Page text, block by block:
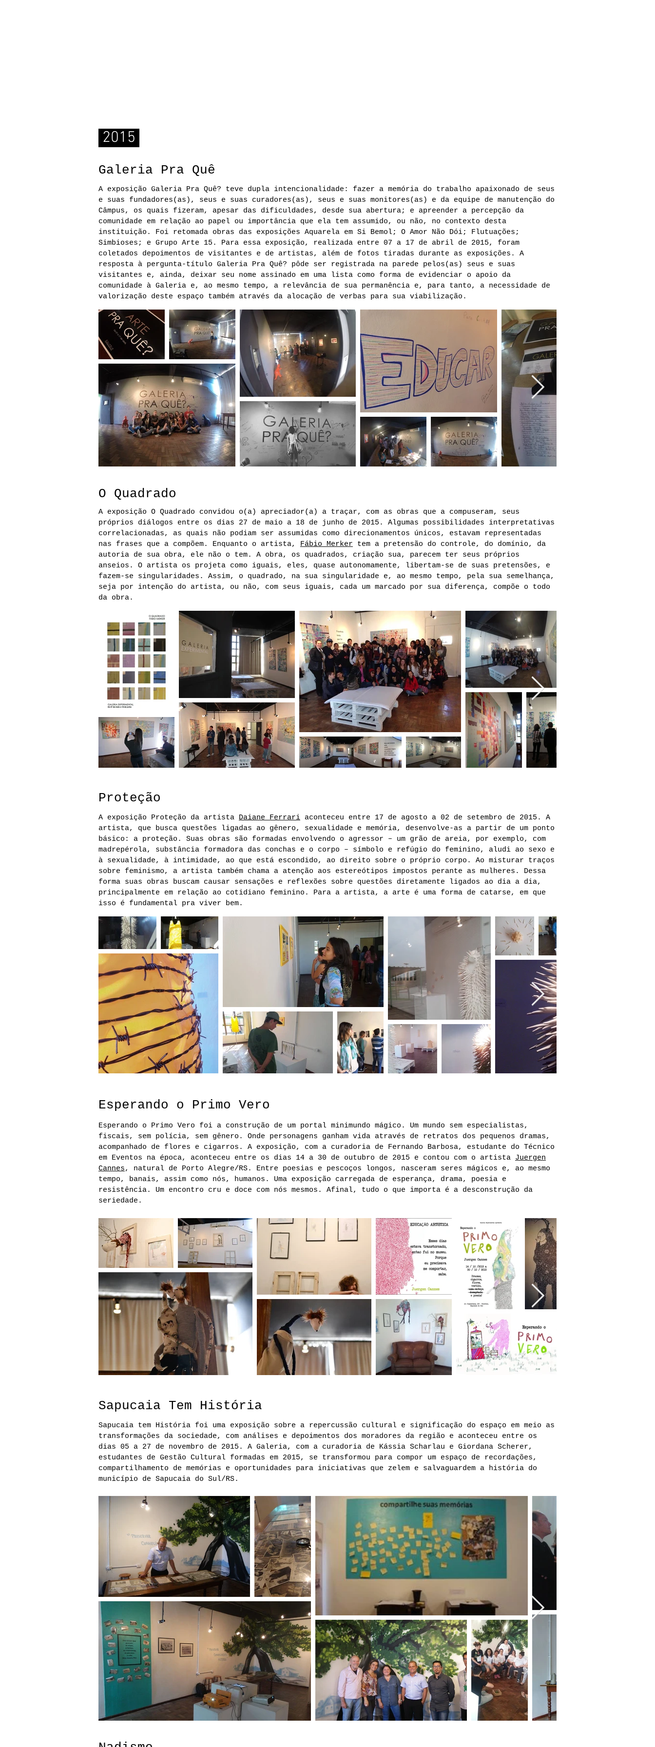
2015
Galeria Pra Quê
A exposição Galeria Pra Quê? teve dupla intencionalidade: fazer a memória do trabalho apaixonado de seus
e suas fundadores(as), seus e suas curadores(as), seus e suas monitores(as) e da equipe de manutenção do
Câmpus, os quais fizeram, apesar das dificuldades, desde sua abertura; e apreender a percepção da
comunidade em relação ao papel ou importância que ela tem assumido, ou não, no contexto desta
instituição. Foi retomada obras das exposições Aquarela em Si Bemol; O Amor Não Dói; Flutuações;
Simbioses; e Grupo Arte 15. Para essa exposição, realizada entre 07 a 17 de abril de 2015, foram
coletados depoimentos de visitantes e de artistas, além de fotos tiradas durante as exposições. A
resposta à pergunta-título Galeria Pra Quê? pôde ser registrada na parede pelos(as) seus e suas
visitantes e, ainda, deixar seu nome assinado em uma lista como forma de evidenciar o apoio da
comunidade à Galeria e, ao mesmo tempo, a relevância de sua permanência e, para tanto, a necessidade de
valorização deste espaço também através da alocação de verbas para sua viabilização.
O Quadrado
A exposição O Quadrado convidou o(a) apreciador(a) a traçar, com as obras que a compuseram, seus
próprios diálogos entre os dias 27 de maio a 18 de junho de 2015. Algumas possibilidades interpretativas
correlacionadas, as quais não podiam ser assumidas como direcionamentos únicos, estavam representadas
nas frases que a compõem. Enquanto o artista, Fábio Merker tem a pretensão do controle, do domínio, da
autoria de sua obra, ele não o tem. A obra, os quadrados, criação sua, parecem ter seus próprios
anseios. O artista os projeta como iguais, eles, quase autonomamente, libertam-se de suas pretensões, e
fazem-se singularidades. Assim, o quadrado, na sua singularidade e, ao mesmo tempo, pela sua semelhança,
seja por intenção do artista, ou não, com seus iguais, cada um marcado por sua diferença, compõe o todo
da obra.
Proteção
A exposição Proteção da artista Daiane Ferrari aconteceu entre 17 de agosto a 02 de setembro de 2015. A
artista, que busca questões ligadas ao gênero, sexualidade e memória, desenvolve-as a partir de um ponto
básico: a proteção. Suas obras são formadas envolvendo o agressor – um grão de areia, por exemplo, com
madrepérola, substância formadora das conchas e o corpo – símbolo e refúgio do feminino, aludi ao sexo e
à sexualidade, à intimidade, ao que está escondido, ao direito sobre o próprio corpo. Ao misturar traços
sobre feminismo, a artista também chama a atenção aos estereótipos impostos perante as mulheres. Dessa
forma suas obras buscam causar sensações e reflexões sobre questões diretamente ligados ao dia a dia,
principalmente em relação ao cotidiano feminino. Para a artista, a arte é uma forma de catarse, em que
isso é fundamental pra viver bem.
Esperando o Primo Vero
Esperando o Primo Vero foi a construção de um portal minimundo mágico. Um mundo sem especialistas,
fiscais, sem polícia, sem gênero. Onde personagens ganham vida através de retratos dos pequenos dramas,
acompanhado de flores e cigarros. A exposição, com a curadoria de Fernando Barbosa, estudante do Técnico
em Eventos na época, aconteceu entre os dias 14 a 30 de outubro de 2015 e contou com o artista Juergen
Cannes, natural de Porto Alegre/RS. Entre poesias e pescoços longos, nasceram seres mágicos e, ao mesmo
tempo, banais, assim como nós, humanos. Uma exposição carregada de esperança, drama, poesia e
resistência. Um encontro cru e doce com nós mesmos. Afinal, tudo o que importa é a desconstrução da
seriedade.
Sapucaia Tem História
Sapucaia tem História foi uma exposição sobre a repercussão cultural e significação do espaço em meio as
transformações da sociedade, com análises e depoimentos dos moradores da região e aconteceu entre os
dias 05 a 27 de novembro de 2015. A Galeria, com a curadoria de Kássia Scharlau e Giordana Scherer,
estudantes de Gestão Cultural formadas em 2015, se transformou para compor um espaço de recordações,
compartilhamento de memórias e oportunidades para iniciativas que zelem e salvaguardem a história do
município de Sapucaia do Sul/RS.